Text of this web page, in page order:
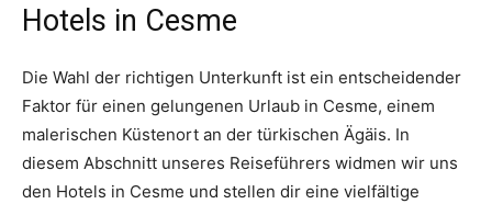
Hotels in Cesme
Die Wahl der richtigen Unterkunft ist ein entscheidender
Faktor für einen gelungenen Urlaub in Cesme, einem
malerischen Küstenort an der türkischen Ägäis. In
diesem Abschnitt unseres Reiseführers widmen wir uns
den Hotels in Cesme und stellen dir eine vielfältige